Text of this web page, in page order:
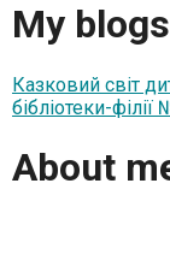
My blogs
Казковий світ
бібліотеки-
About